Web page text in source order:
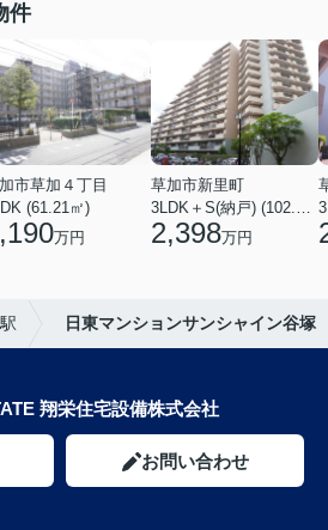
件
市草加４丁目
(61.21㎡)
万円
草加市新里町
3LDK＋S(納戸) (102.77㎡)
2,398万円
日東マンションサンシャイン谷塚
翔栄住宅設備株式会社
お問い合わせ